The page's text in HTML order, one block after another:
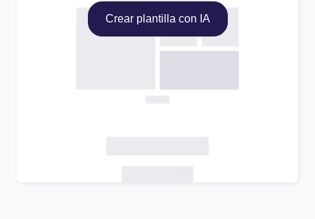
Crear plantilla con IA